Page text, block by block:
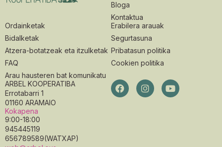
Bloga
Kontaktua
Ordainketak
Bidalketak
Atzera-botatzeak eta itzulketak
FAQ
Arau hausteren bat komunikatu
Erabilera arauak
Segurtasuna
Pribatasun politika
Cookien politika
ARBEL KOOPERATIBA
Errotabarri 1
01160 ARAMAIO
Kokapena
9:00-18:00
945445119
656789589(WATXAP)